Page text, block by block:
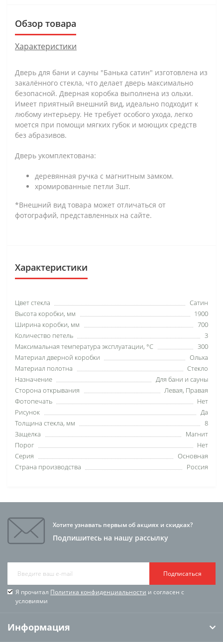
Обзор товара
Характеристики
Дверь для бани и сауны "Банька сатин" изготовлена из
закалённого стекла, что делает дверь максимально
безопасной. Дверная коробка выполнена из ольхи.
Имеет приятный внешний вид, идеально подходит к
любому интерьеру. Не требует особого ухода, легко
моется при помощи мягких губок и моющих средств
без абразивов.
Дверь укомплектована:
деревянная ручка с магнитным замком.
хромированные петли 3шт.
*Внешний вид товара может отличаться от
фотографий, представленных на сайте.
Характеристики
Цвет стекла
Сатин
Высота коробки, мм
1900
Ширина коробки, мм
700
Количество петель
3
Максимальная температура эксплуатации, °C
300
Материал дверной коробки
Ольха
Материал полотна
Стекло
Назначение
Для бани и сауны
Сторона открывания
Левая, Правая
Фотопечать
Нет
Рисунок
Да
Толщина стекла, мм
8
Защелка
Магнит
Порог
Нет
Серия
Основная
Страна производства
Россия
Хотите узнавать первым об акциях и скидках?
Подпишитесь на нашу рассылку
Подписаться
Я прочитал Политика конфиденциальности и согласен с
условиями
Информация